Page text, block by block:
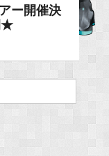
ー開催決
★